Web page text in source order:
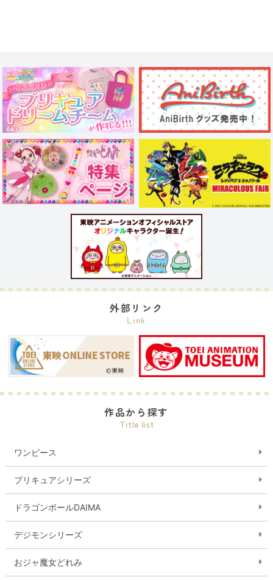
外部リンク
Link
作品から探す
Title list
ワンピース
プリキュアシリーズ
ドラゴンボールDAIMA
デジモンシリーズ
おジャ魔女どれみ